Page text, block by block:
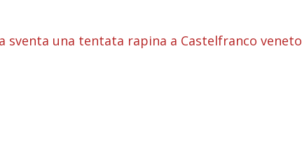
sventa una tentata rapina a Castelfranco veneto